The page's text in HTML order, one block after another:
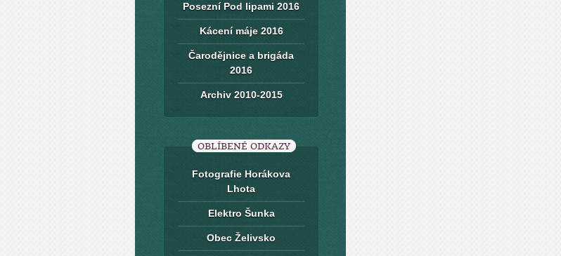
Posezní Pod lipami 2016
Kácení máje 2016
Čarodějnice a brigáda
2016
Archiv 2010-2015
OBLÍBENÉ ODKAZY
Fotografie Horákova
Lhota
Elektro Šunka
Obec Želivsko